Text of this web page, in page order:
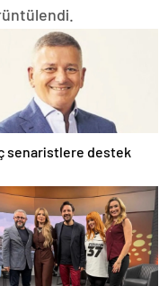
senaristlere destek